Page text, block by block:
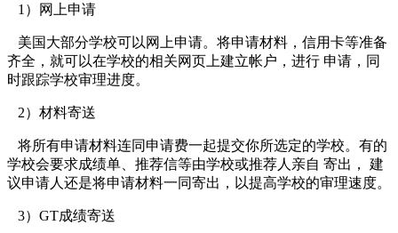
1）网上申请
美国大部分学校可以网上申请。将申请材料，信用卡等准备
齐全，就可以在学校的相关网页上建立帐户，进行 申请，同
时跟踪学校审理进度。
2）材料寄送
将所有申请材料连同申请费一起提交你所选定的学校。有的
学校会要求成绩单、推荐信等由学校或推荐人亲自 寄出， 建
议申请人还是将申请材料一同寄出，以提高学校的审理速度。
3）GT成绩寄送